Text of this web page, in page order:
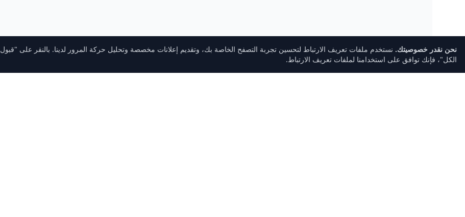
نحن نقدر خصوصيتك. نستخدم ملفات تعريف الارتباط لتحسين تجربة التصفح الخاصة بك، وتقديم إعلانات مخصصة وتحليل حركة المرور لدينا. بالنقر على "قبول
الكل"، فإنك توافق على استخدامنا لملفات تعريف الارتباط.